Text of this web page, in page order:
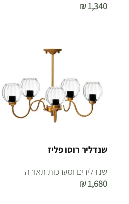
₪ 1,340
שנדליר רוסו פליז
שנדלירים ומערכות תאורה
₪ 1,680